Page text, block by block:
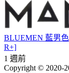
BLUEMEN 藍男
R+]
1 週前
Copyright © 2020-